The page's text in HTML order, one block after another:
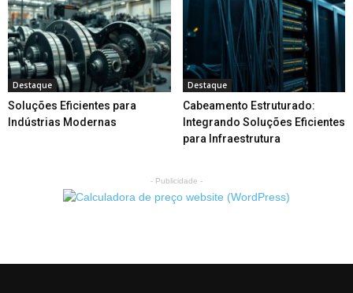
Destaque
Soluções Eficientes para
Indústrias Modernas
Destaque
Cabeamento Estruturado:
Integrando Soluções Eficientes
para Infraestrutura
- Publicidade -